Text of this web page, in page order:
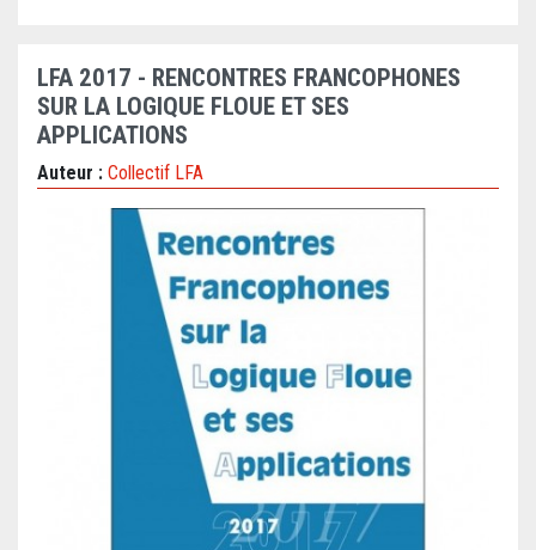
LFA 2017 - RENCONTRES FRANCOPHONES
SUR LA LOGIQUE FLOUE ET SES
APPLICATIONS
Auteur : Collectif LFA